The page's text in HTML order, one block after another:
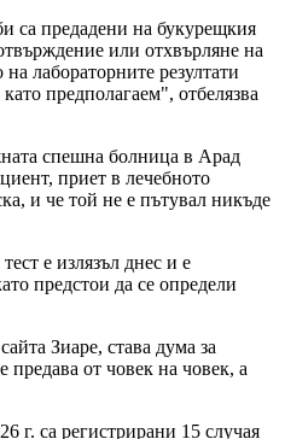
са предадени на букурещкия
или отхвърляне на
лабораторните резултати
предполагаем", отбелязва
спешна болница в Арад
приет в лечебното
и че той не е пътувал никъде
е излязъл днес и е
предстои да се определи
Зиаре, става дума за
предава от човек на човек, а
г. са регистрирани 15 случая